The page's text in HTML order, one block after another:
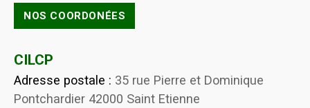
NOS COORDONÉES
CILCP
Adresse postale : 35 rue Pierre et Dominique
Pontchardier 42000 Saint Etienne